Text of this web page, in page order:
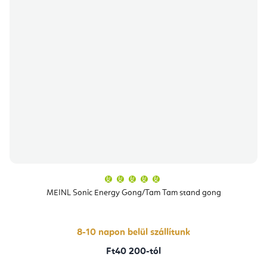
MEINL Sonic Energy Gong/Tam Tam stand gong
átlagos
értékelése
csillag.
8-10 napon belül szállítunk
Ft40 200-tól